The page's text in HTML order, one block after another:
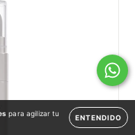
para agilizar tu
ENTENDIDO